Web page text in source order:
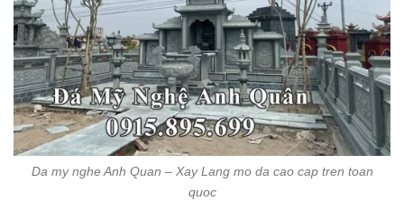
Da my nghe Anh Quan – Xay Lang mo da cao cap tren toan
quoc